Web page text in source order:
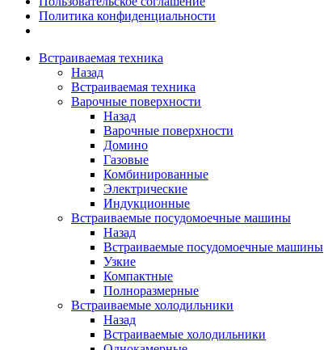
Политика конфиденциальности
Встраиваемая техника
Назад
Встраиваемая техника
Варочные поверхности
Назад
Варочные поверхности
Домино
Газовые
Комбинированные
Электрические
Индукционные
Встраиваемые посудомоечные машины
Назад
Встраиваемые посудомоечные машины
Узкие
Компактные
Полноразмерные
Встраиваемые холодильники
Назад
Встраиваемые холодильники